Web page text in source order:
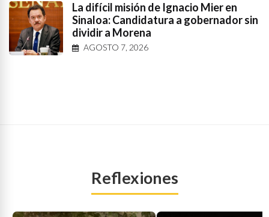
La difícil misión de Ignacio Mier en
Sinaloa: Candidatura a gobernador sin
dividir a Morena
AGOSTO 7, 2026
Reflexiones